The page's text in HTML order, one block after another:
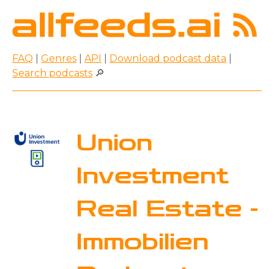
FAQ Genres API Download podcast data
Search podcasts 🔎
Union
Investment
Real Estate -
Immobilien